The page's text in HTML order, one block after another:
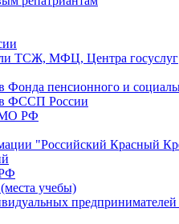
ТСЖ, МФЦ, Центра госуслуг
Фонда пенсионного и
ФССП России
МО РФ
"Российский Красный
учебы)
предпринимателей